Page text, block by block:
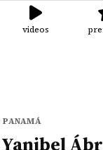
videos
PANAMÁ
Yanibel